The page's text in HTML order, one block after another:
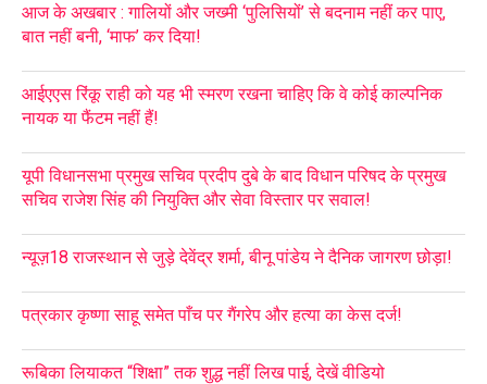
आज के अखबार : गालियों और जख्मी ‘पुलिसियों’ से बदनाम नहीं कर पाए,
बात नहीं बनी, ‘माफ’ कर दिया!
आईएएस रिंकू राही को यह भी स्मरण रखना चाहिए कि वे कोई काल्पनिक
नायक या फैंटम नहीं हैं!
यूपी विधानसभा प्रमुख सचिव प्रदीप दुबे के बाद विधान परिषद के प्रमुख
सचिव राजेश सिंह की नियुक्ति और सेवा विस्तार पर सवाल!
न्यूज़18 राजस्थान से जुड़े देवेंद्र शर्मा, बीनू पांडेय ने दैनिक जागरण छोड़ा!
पत्रकार कृष्णा साहू समेत पाँच पर गैंगरेप और हत्या का केस दर्ज!
रूबिका लियाकत “शिक्षा” तक शुद्ध नहीं लिख पाई, देखें वीडियो